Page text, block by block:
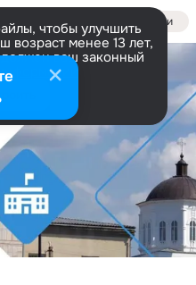
Войти
чтобы улучшить
возраст менее 13 лет,
ваш законный